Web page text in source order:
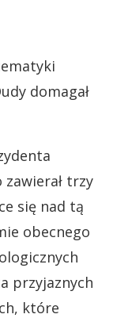
domagał
zawierał trzy
się nad tą
obecnego
przyjaznych
które